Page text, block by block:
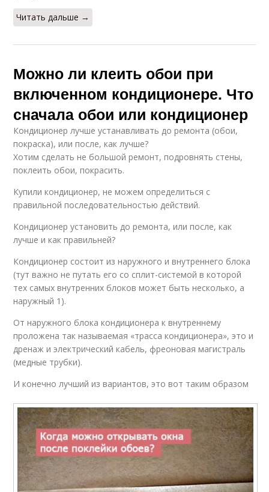
Читать дальше →
Можно ли клеить обои при
включенном кондиционере. Что
сначала обои или кондиционер
Кондиционер лучше устанавливать до ремонта (обои,
покраска), или после, как лучше?
Хотим сделать не большой ремонт, подровнять стены,
поклеить обои, покрасить.
Купили кондиционер, не можем определиться с
правильной последовательностью действий.
Кондиционер установить до ремонта, или после, как
лучше и как правильней?
Кондиционер состоит из наружного и внутреннего блока
(тут важно не путать его со сплит-системой в которой
тех самых внутренних блоков может быть несколько, а
наружный 1).
От наружного блока кондиционера к внутреннему
проложена так называемая «трасса кондиционера», это и
дренаж и электрический кабель, фреоновая магистраль
(медные трубки).
И конечно лучший из вариантов, это вот таким образом